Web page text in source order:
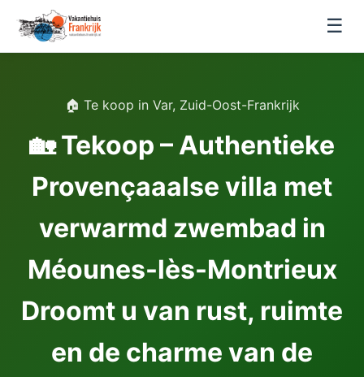
☰
🏠 Te koop in Var, Zuid-Oost-Frankrijk
🏡 Tekoop – Authentieke
Provençaaalse villa met
verwarmd zwembad in
Méounes-lès-Montrieux
Droomt u van rust, ruimte
en de charme van de